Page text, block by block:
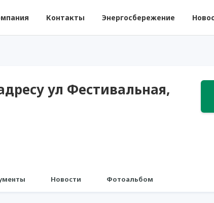
Контакты Энергосбережение
ул Фестивальная,
Новости Фотоальбом